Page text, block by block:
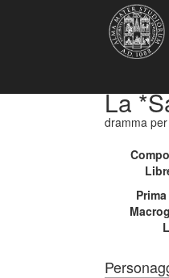
La
dramma